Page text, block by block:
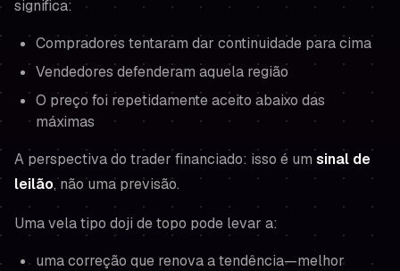
significa:
Compradores tentaram dar continuidade para cima
Vendedores defenderam aquela região
O preço foi repetidamente aceito abaixo das
máximas
A perspectiva do trader financiado: isso é um sinal de
leilão, não uma previsão.
Uma vela tipo doji de topo pode levar a:
uma correção que renova a tendência—melhor